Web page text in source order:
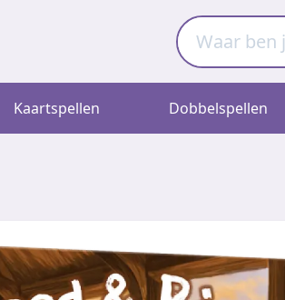
Kaartspellen Dobbelspellen